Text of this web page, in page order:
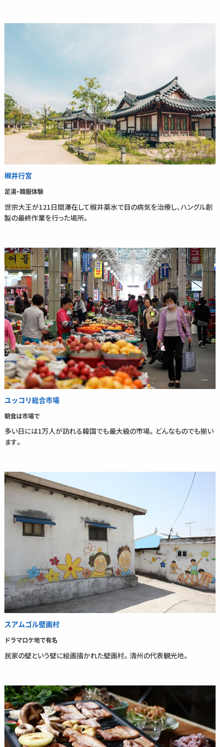
椒井行宮
足湯・韓服体験
世宗大王が121日間滞在して椒井薬水で目の病気を治療し、ハングル創
製の最終作業を行った場所。
ユッコリ総合市場
朝食は市場で
多い日には1万人が訪れる韓国でも最大級の市場。どんなものでも揃い
ます。
スアムゴル壁画村
ドラマロケ地で有名
民家の壁という壁に絵画描かれた壁画村。清州の代表観光地。